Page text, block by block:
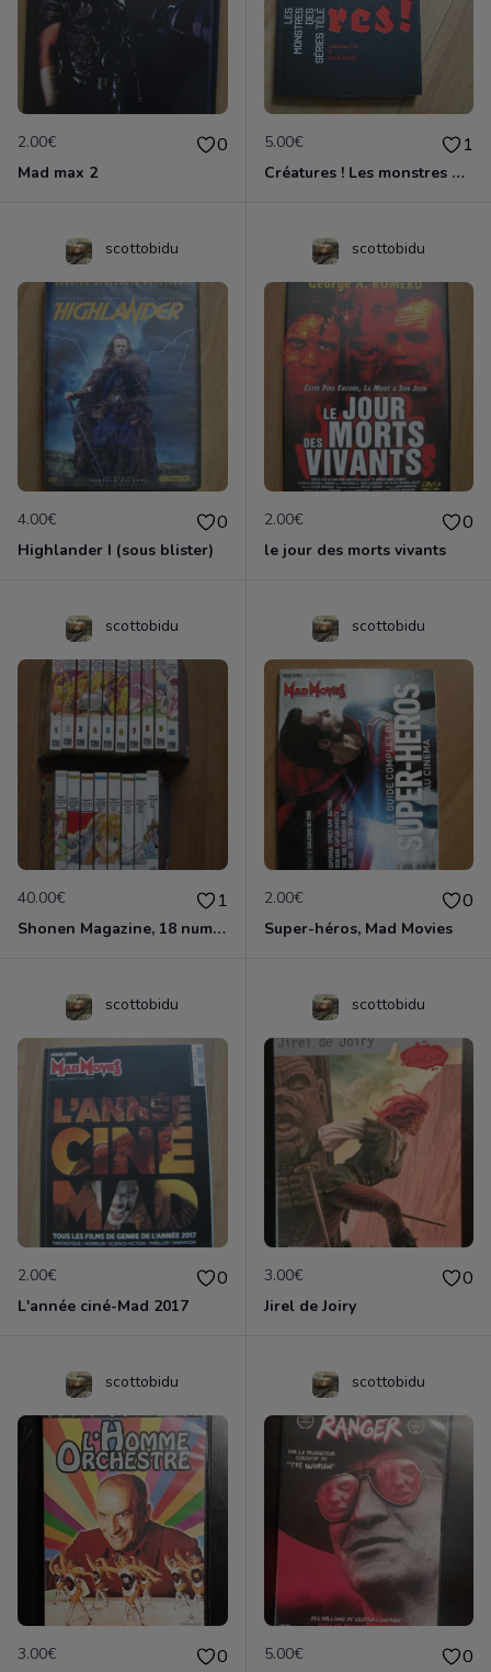
2.00€ 0
Mad max 2
5.00€ 1
Créatures ! Les monstres des séries télé
scottobidu
4.00€ 0
Highlander I (sous blister)
scottobidu
2.00€ 0
le jour des morts vivants
scottobidu
40.00€ 1
Shonen Magazine, 18 numéros
scottobidu
2.00€ 0
Super-héros, Mad Movies
scottobidu
2.00€ 0
L'année ciné-Mad 2017
scottobidu
3.00€ 0
Jirel de Joiry
scottobidu
3.00€ 0
scottobidu
5.00€ 0